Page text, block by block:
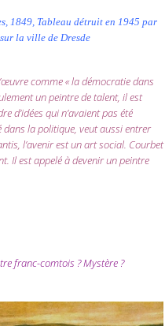
1849, Tableau détruit en 1945 par
la ville de Dresde
comme « la démocratie dans
un peintre de talent, il est
d’idées qui n’avaient pas été
dans la politique, veut aussi entrer
l’avenir est un art social. Courbet
Il est appelé à devenir un peintre
franc-comtois ? Mystère ?